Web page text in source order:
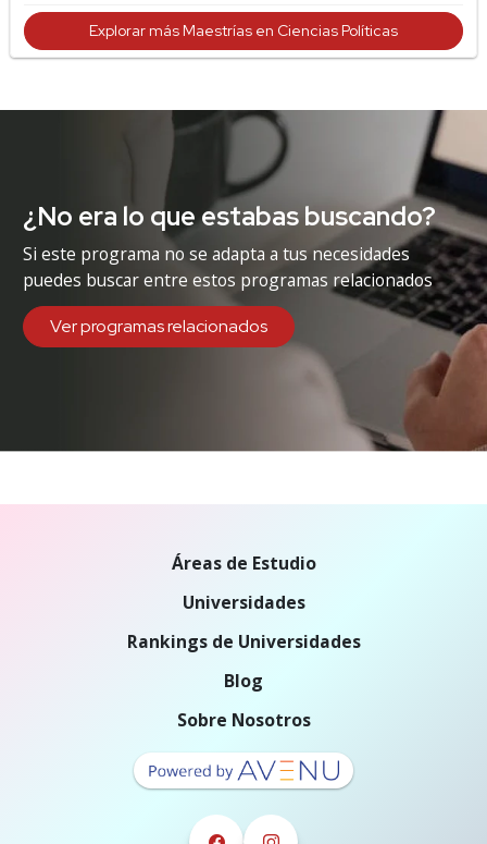
Explorar más Maestrías en Ciencias Políticas
¿No era lo que estabas buscando?
Si este programa no se adapta a tus necesidades
puedes buscar entre estos programas relacionados
Ver programas relacionados
Áreas de Estudio
Universidades
Rankings de Universidades
Blog
Sobre Nosotros